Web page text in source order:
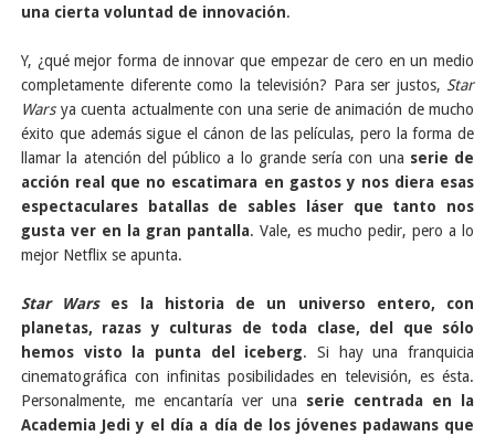
una cierta voluntad de innovación.
Y, ¿qué mejor forma de innovar que empezar de cero en un medio
completamente diferente como la televisión? Para ser justos, Star
Warsya cuenta actualmente con una serie de animación de mucho
éxito que además sigue el cánon de las películas, pero la forma de
llamar la atención del público a lo grande sería con una serie de
acción real que no escatimara en gastos y nos diera esas
espectaculares batallas de sables láser que tanto nos
gusta ver en la gran pantalla. Vale, es mucho pedir, pero a lo
mejor Netflix se apunta.
Star Warses la historia de un universo entero, con
planetas, razas y culturas de toda clase, del que sólo
hemos visto la punta del iceberg. Si hay una franquicia
cinematográfica con infinitas posibilidades en televisión, es ésta.
Personalmente, me encantaría ver una serie centrada en la
Academia Jedi y el día a día de los jóvenes padawans que